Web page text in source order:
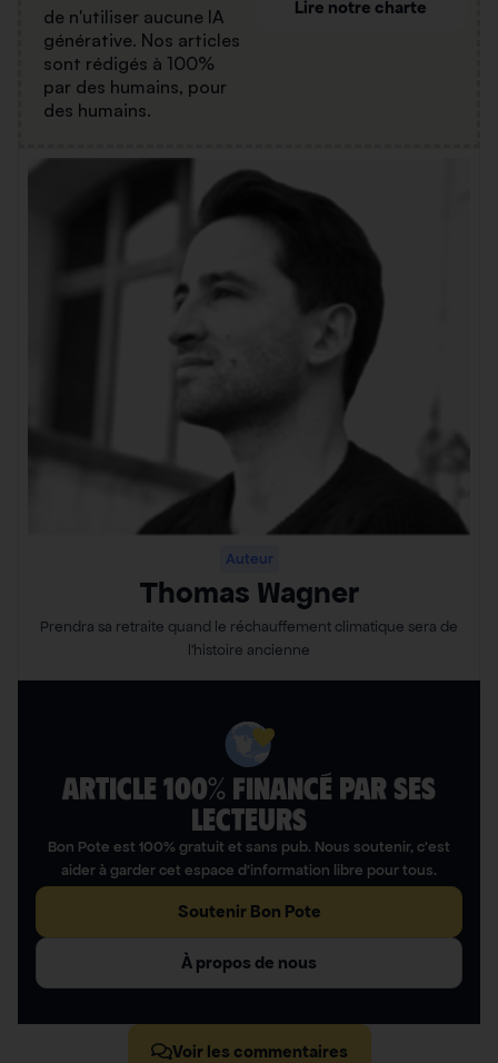
de n'utiliser aucune IA
générative. Nos articles
sont rédigés à 100%
par des humains, pour
des humains.
Lire notre charte
Auteur
Thomas Wagner
Prendra sa retraite quand le réchauffement climatique sera de
l’histoire ancienne
ARTICLE 100% FINANCÉ PAR SES
LECTEURS​
Bon Pote est 100% gratuit et sans pub. Nous soutenir, c’est
aider à garder cet espace d’information libre pour tous.
Soutenir Bon Pote
À propos de nous
Voir les commentaires